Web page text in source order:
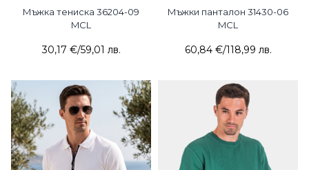
Мъжка тениска 36204-09
MCL
30,17 €/59,01 лв.
Мъжки панталон 31430-06
MCL
60,84 €/118,99 лв.